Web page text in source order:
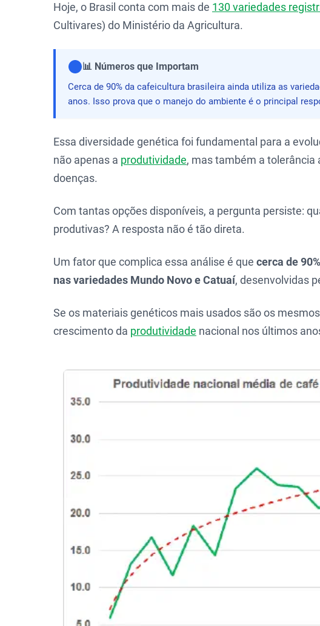
Hoje, o Brasil conta com mais de 130 variedades
Cultivares) do Ministério da Agricultura.
📊 Números que Importam
Cerca de 90% da cafeicultura brasileira ainda utiliza as
anos. Isso prova que o manejo do ambiente é o principal
Essa diversidade genética foi fundamental para a
não apenas a produtividade, mas também a tolerância
doenças.
Com tantas opções disponíveis, a pergunta persiste:
produtivas? A resposta não é tão direta.
Um fator que complica essa análise é que cerca de
nas variedades Mundo Novo e Catuaí, desenvolvidas
Se os materiais genéticos mais usados são os
crescimento da produtividade nacional nos últimos